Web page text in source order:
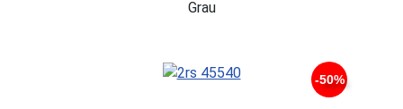
Grau
-50%